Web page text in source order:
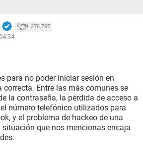
278.797
para no poder iniciar sesión en
correcta. Entre las más comunes se
la contraseña, la pérdida de acceso a
número telefónico utilizados para
y el problema de hackeo de una
situación que nos mencionas encaja